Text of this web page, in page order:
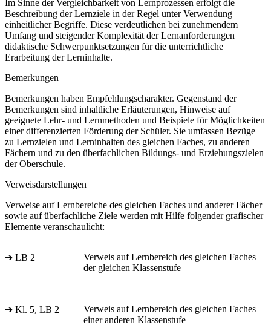
Im Sinne der Vergleichbarkeit von Lernprozessen erfolgt die
Beschreibung der Lernziele in der Regel unter Verwendung
einheitlicher Begriffe. Diese verdeutlichen bei zunehmendem
Umfang und steigender Komplexität der Lernanforderungen
didaktische Schwerpunktsetzungen für die unterrichtliche
Erarbeitung der Lerninhalte.
Bemerkungen
Bemerkungen haben Empfehlungscharakter. Gegenstand der
Bemerkungen sind inhaltliche Erläuterungen, Hinweise auf
geeignete Lehr- und Lernmethoden und Beispiele für Möglichkeiten
einer differenzierten Förderung der Schüler. Sie umfassen Bezüge
zu Lernzielen und Lerninhalten des gleichen Faches, zu anderen
Fächern und zu den überfachlichen Bildungs- und Erziehungszielen
der Oberschule.
Verweisdarstellungen
Verweise auf Lernbereiche des gleichen Faches und anderer Fächer
sowie auf überfachliche Ziele werden mit Hilfe folgender grafischer
Elemente veranschaulicht:
➔ LB 2
Verweis auf Lernbereich des gleichen Faches
der gleichen Klassenstufe
➔ Kl. 5, LB 2
Verweis auf Lernbereich des gleichen Faches
einer anderen Klassenstufe